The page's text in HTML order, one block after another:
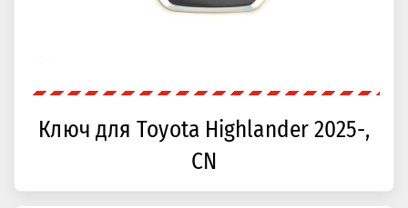
Ключ для Toyota Highlander 2025-,
CN